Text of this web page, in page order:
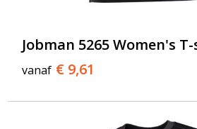
Jobman 5265 Women's
vanaf € 9,61